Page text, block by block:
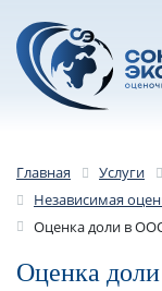
Главная Услуги
Независимая
Оценка доли в
Оценка